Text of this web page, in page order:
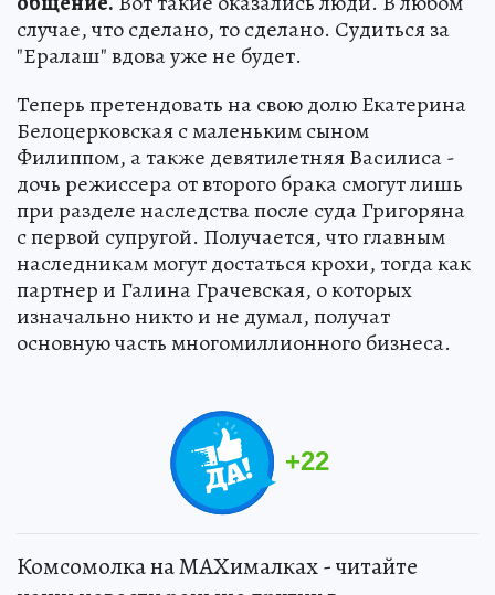
случае, что сделано, то сделано. Судиться за
"Ералаш" вдова уже не будет.
Теперь претендовать на свою долю Екатерина
Белоцерковская с маленьким сыном
Филиппом, а также девятилетняя Василиса -
дочь режиссера от второго брака смогут лишь
при разделе наследства после суда Григоряна
с первой супругой. Получается, что главным
наследникам могут достаться крохи, тогда как
партнер и Галина Грачевская, о которых
изначально никто и не думал, получат
основную часть многомиллионного бизнеса.
+22
Комсомолка на MAXималках - читайте